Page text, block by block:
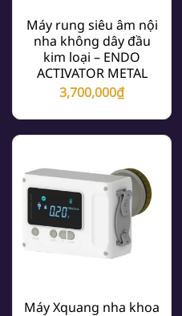
Máy rung siêu âm nội
nha không dây đầu
kim loại – ENDO
ACTIVATOR METAL
3,700,000₫
Máy Xquang nha khoa